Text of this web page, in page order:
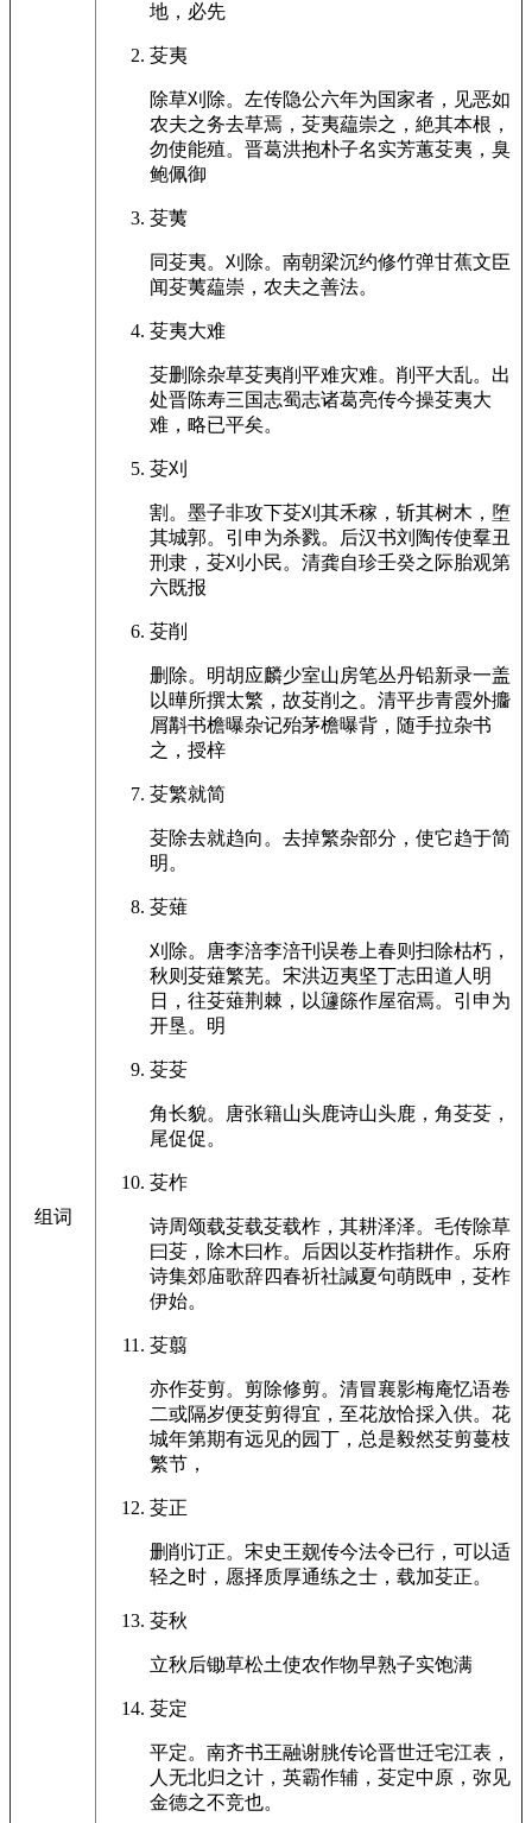
组词
地，必先
芟夷
除草刈除。左传隐公六年为国家者，见恶如
农夫之务去草焉，芟夷藴崇之，絶其本根，
勿使能殖。晋葛洪抱朴子名实芳蕙芟夷，臭
鲍佩御
芟荑
同芟夷。刈除。南朝梁沉约修竹弹甘蕉文臣
闻芟荑藴崇，农夫之善法。
芟夷大难
芟删除杂草芟夷削平难灾难。削平大乱。出
处晋陈寿三国志蜀志诸葛亮传今操芟夷大
难，略已平矣。
芟刈
割。墨子非攻下芟刈其禾稼，斩其树木，堕
其城郭。引申为杀戮。后汉书刘陶传使羣丑
刑隶，芟刈小民。清龚自珍壬癸之际胎观第
六既报
芟削
删除。明胡应麟少室山房笔丛丹铅新录一盖
以曄所撰太繁，故芟削之。清平步青霞外攟
屑斠书檐曝杂记殆茅檐曝背，随手拉杂书
之，授梓
芟繁就简
芟除去就趋向。去掉繁杂部分，使它趋于简
明。
芟薙
刈除。唐李涪李涪刊误卷上春则扫除枯朽，
秋则芟薙繁芜。宋洪迈夷坚丁志田道人明
日，往芟薙荆棘，以籧篨作屋宿焉。引申为
开垦。明
芟芟
角长貌。唐张籍山头鹿诗山头鹿，角芟芟，
尾促促。
芟柞
诗周颂载芟载芟载柞，其耕泽泽。毛传除草
曰芟，除木曰柞。后因以芟柞指耕作。乐府
诗集郊庙歌辞四春祈社諴夏句萌既申，芟柞
伊始。
芟翦
亦作芟剪。剪除修剪。清冒襄影梅庵忆语卷
二或隔岁便芟剪得宜，至花放恰採入供。花
城年第期有远见的园丁，总是毅然芟剪蔓枝
繁节，
芟正
删削订正。宋史王觌传今法令已行，可以适
轻之时，愿择质厚通练之士，载加芟正。
芟秋
立秋后锄草松土使农作物早熟子实饱满
芟定
平定。南齐书王融谢朓传论晋世迁宅江表，
人无北归之计，英霸作辅，芟定中原，弥见
金德之不竞也。